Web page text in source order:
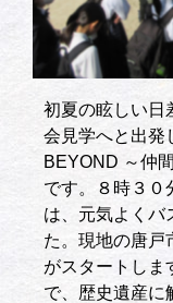
初夏の眩しい日
会見学へと出発
BEYOND ～仲
です。８時３０
は、元気よくバ
た。現地の唐戸
がスタートしま
で、歴史遺産に